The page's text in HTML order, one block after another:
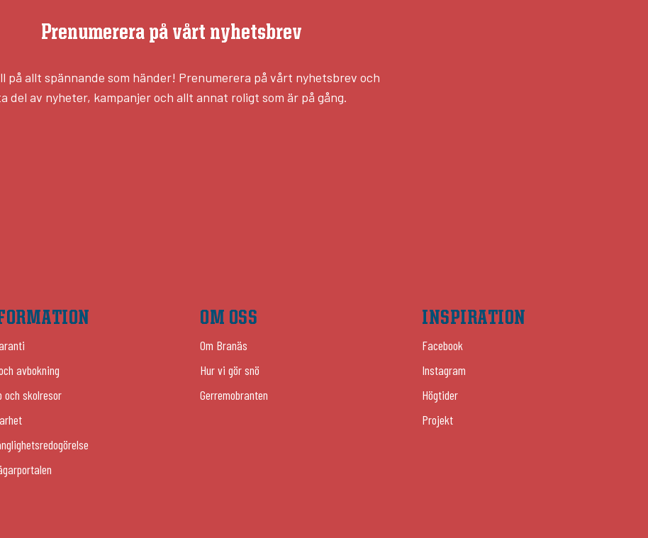
Prenumerera på vårt nyhetsbrev
på allt spännande som händer! Prenumerera på vårt nyhetsbrev och
del av nyheter, kampanjer och allt annat roligt som är på gång.
avbokning
och skolresor
OM OSS
Om Branäs
Hur vi gör snö
Gerremobranten
INSPIRATION
Facebook
Instagram
Högtider
Projekt